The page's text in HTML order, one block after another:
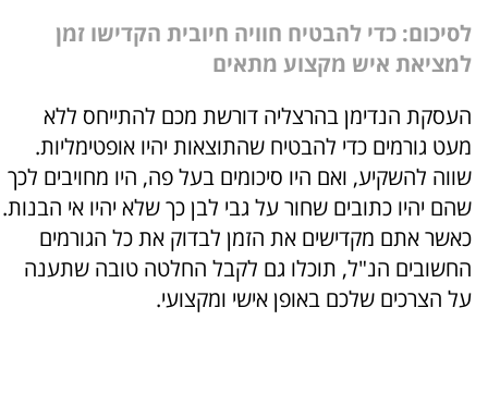
לסיכום: כדי להבטיח חוויה חיובית הקדישו זמן
למציאת איש מקצוע מתאים
העסקת הנדימן בהרצליה דורשת מכם להתייחס ללא
מעט גורמים כדי להבטיח שהתוצאות יהיו אופטימליות.
שווה להשקיע, ואם היו סיכומים בעל פה, היו מחויבים לכך
שהם יהיו כתובים שחור על גבי לבן כך שלא יהיו אי הבנות.
כאשר אתם מקדישים את הזמן לבדוק את כל הגורמים
החשובים הנ"ל, תוכלו גם לקבל החלטה טובה שתענה
על הצרכים שלכם באופן אישי ומקצועי.